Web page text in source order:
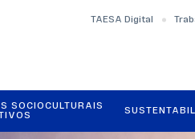
TAESA Digital
SOCIOCULTURAIS